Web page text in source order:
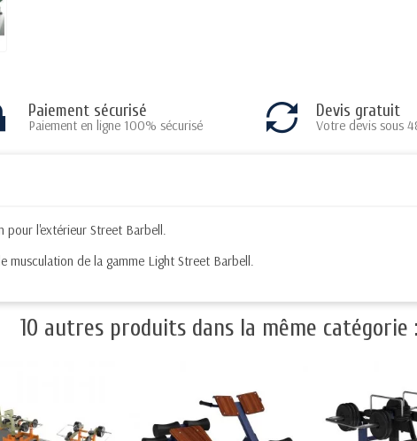
Paiement sécurisé
Paiement en ligne 100% sécurisé
Devis gratuit
Votre devis sous
pour l'extérieur Street Barbell.
de la gamme Light Street Barbell.
10 autres produits dans la même catégorie